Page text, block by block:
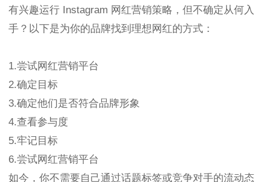
有兴趣运行 Instagram 网红营销策略，但不确定从何入
手？以下是为你的品牌找到理想网红的方式：
1.尝试网红营销平台
2.确定目标
3.确定他们是否符合品牌形象
4.查看参与度
5.牢记目标
6.尝试网红营销平台
如今，你不需要自己通过话题标签或竞争对手的流动态